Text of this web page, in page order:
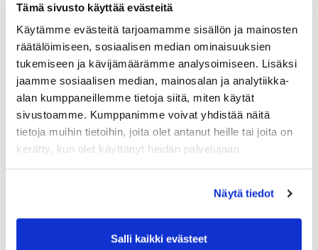
Tämä sivusto käyttää evästeitä
Käytämme evästeitä tarjoamamme sisällön ja mainosten
räätälöimiseen, sosiaalisen median ominaisuuksien
tukemiseen ja kävijämäärämme analysoimiseen. Lisäksi
jaamme sosiaalisen median, mainosalan ja analytiikka-
alan kumppaneillemme tietoja siitä, miten käytät
sivustoamme. Kumppanimme voivat yhdistää näitä
tietoja muihin tietoihin, joita olet antanut heille tai joita on
kerätty, kun olet käyttänyt heidän palvelujaan.
Näytä tiedot
Salli kaikki evästeet
analysointiin.
Koulutuksen teemat:
julkisuuden ja maineen ilmiöt
luottamusta rakentavan johtamisen
ja viestinnän keinot
oman organisaation toiminnan
analysointi maineen ulottuvuuksilla
(mm. johtaminen, työyhteisö,
hallintotapa, vastuullisuus)
kriisiviestinnän toimenpiteet ja
mediayhteistyö
Osallistumismaksu: